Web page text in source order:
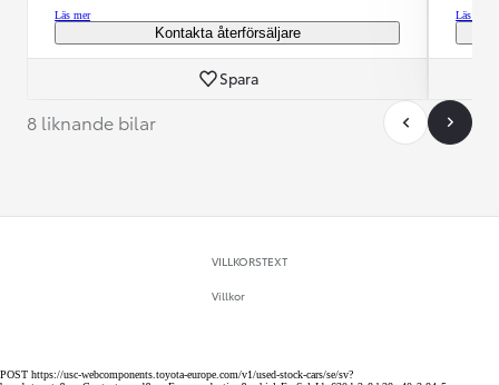
Läs mer
Kontakta återförsäljare
Spara
Läs mer
8 liknande bilar
VILLKORSTEXT
Villkor
POST https://usc-webcomponents.toyota-europe.com/v1/used-stock-cars/se/sv?